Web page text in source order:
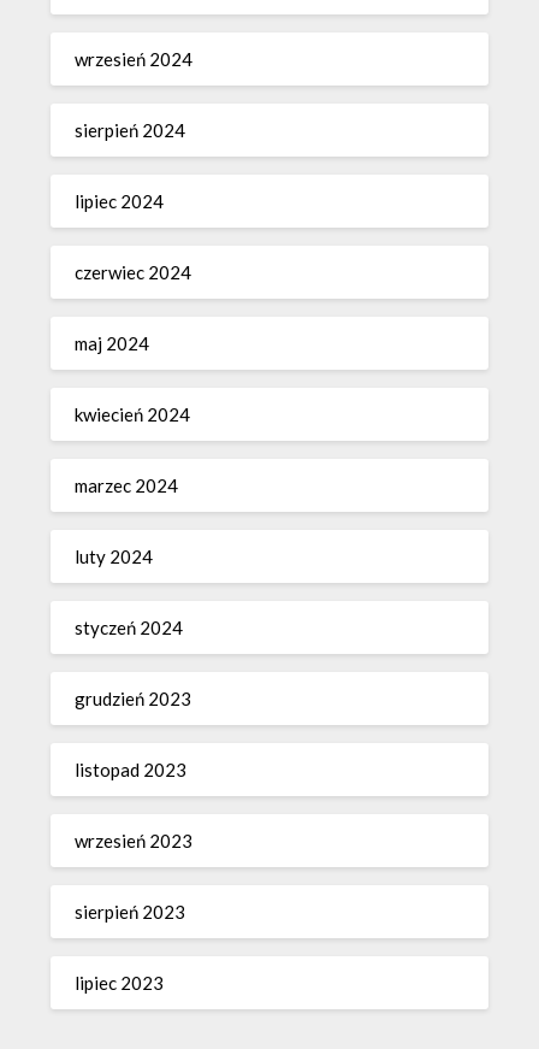
wrzesień 2024
sierpień 2024
lipiec 2024
czerwiec 2024
maj 2024
kwiecień 2024
marzec 2024
luty 2024
styczeń 2024
grudzień 2023
listopad 2023
wrzesień 2023
sierpień 2023
lipiec 2023